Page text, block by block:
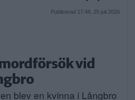
Publicerad 17:48, 25 juli 2026
vid
blev en kvinna i Långbro